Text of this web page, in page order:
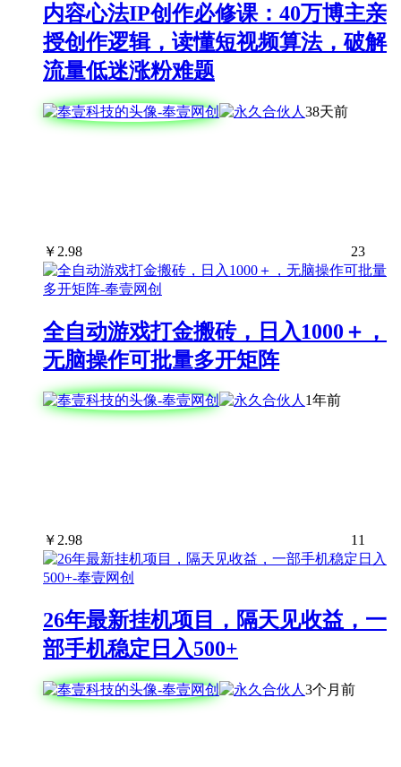
内容心法IP创作必修课：40万博主亲
授创作逻辑，读懂短视频算法，破解
流量低迷涨粉难题
38天前
￥ 2.98 23
全自动游戏打金搬砖，日入1000＋，
无脑操作可批量多开矩阵
1年前
￥2.98 11
26年最新挂机项目，隔天见收益，一
部手机稳定日入500+
3个月前